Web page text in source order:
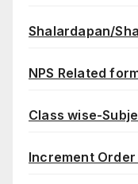
Shalardapan/
NPS Related
Class wise-
Increment Order